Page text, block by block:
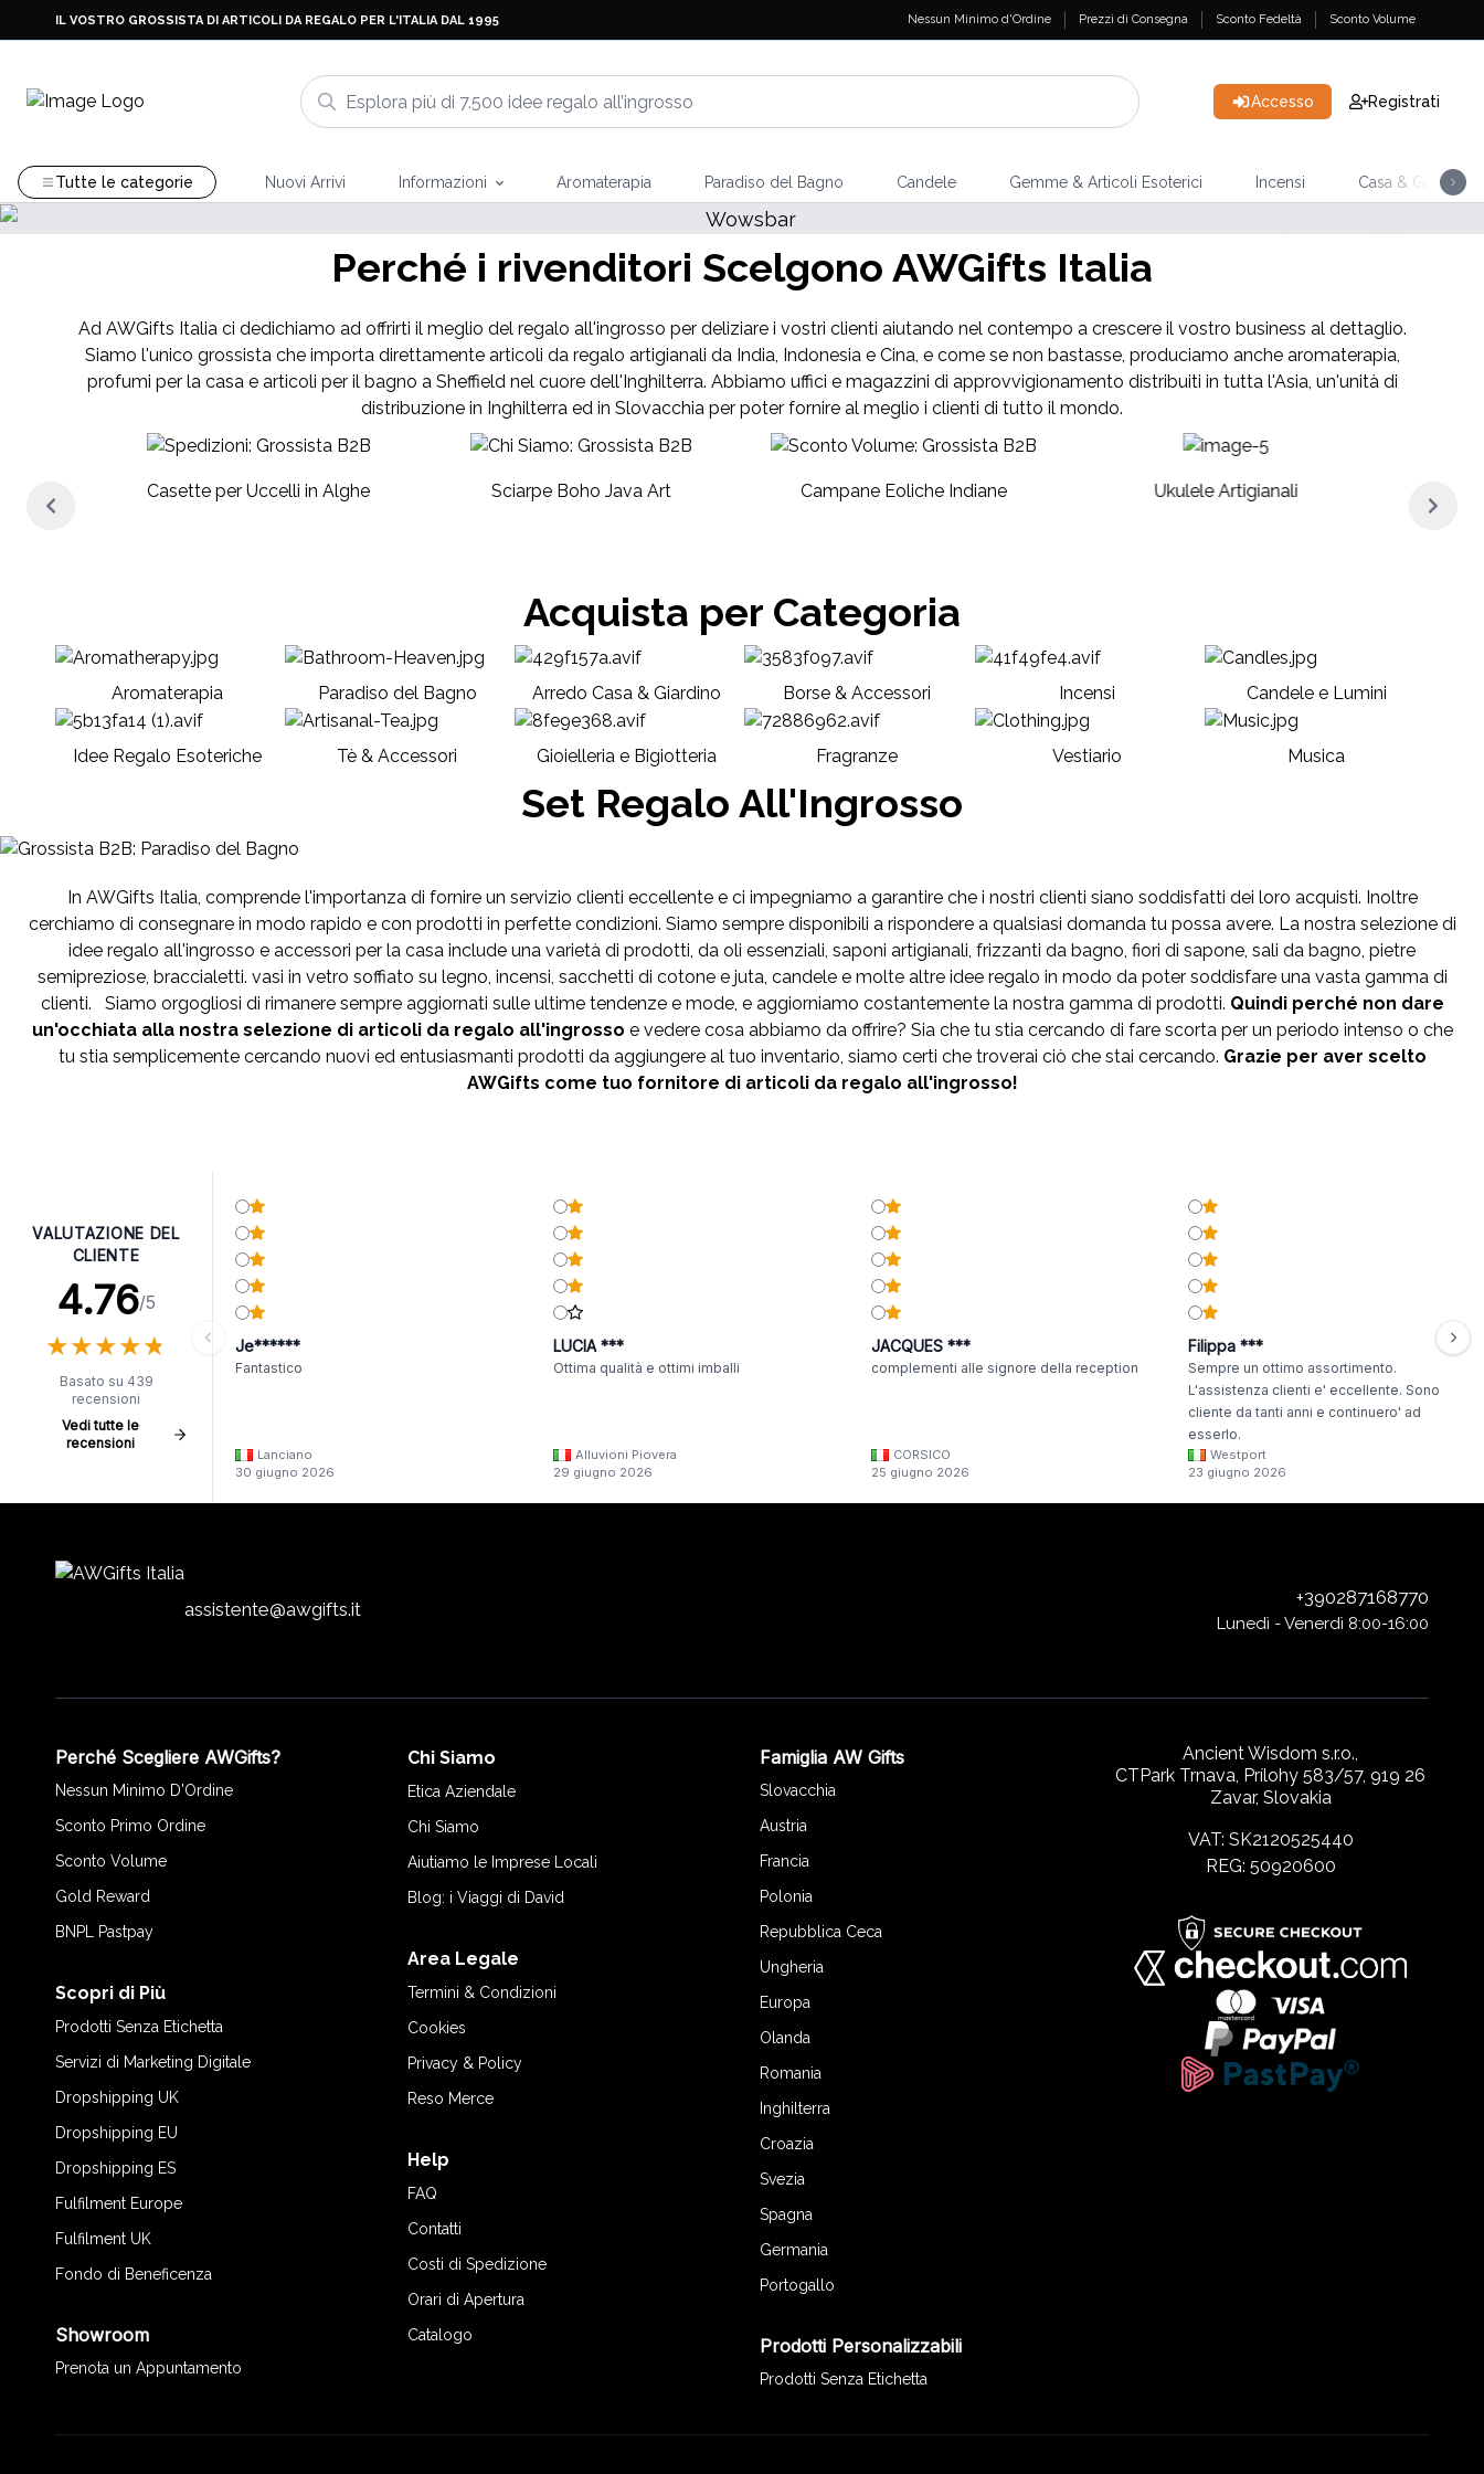
IL VOSTRO GROSSISTA DI ARTICOLI DA REGALO PER L'ITALIA DAL 1995 Nessun Minimo d'Ordine Prezzi di Consegna Sconto Fedeltà Sconto Volume
Accesso Registrati
Tutte le categorie Nuovi Arrivi Informazioni Aromaterapia Paradiso del Bagno Candele Gemme & Articoli Esoterici Incensi Casa & Giardino
NUOVI ARRIVI
Perché i rivenditori Scelgono AWGifts Italia
Ad AWGifts Italia ci dedichiamo ad offrirti il meglio del regalo all'ingrosso per deliziare i vostri clienti aiutando nel contempo a crescere il vostro business al dettaglio.
Siamo l'unico grossista che importa direttamente articoli da regalo artigianali da India, Indonesia e Cina, e come se non bastasse, produciamo anche aromaterapia,
profumi per la casa e articoli per il bagno a Sheffield nel cuore dell'Inghilterra. Abbiamo uffici e magazzini di approvvigionamento distribuiti in tutta l'Asia, un'unità di
distribuzione in Inghilterra ed in Slovacchia per poter fornire al meglio i clienti di tutto il mondo.
Casette per Uccelli in Alghe Sciarpe Boho Java Art Campane Eoliche Indiane Ukulele Artigianali
Acquista per Categoria
Aromaterapia Paradiso del Bagno Arredo Casa & Giardino Borse & Accessori Incensi Candele e Lumini
Idee Regalo Esoteriche Tè & Accessori Gioielleria e Bigiotteria Fragranze Vestiario Musica
Set Regalo All'Ingrosso
In AWGifts Italia, comprende l'importanza di fornire un servizio clienti eccellente e ci impegniamo a garantire che i nostri clienti siano soddisfatti dei loro acquisti. Inoltre
cerchiamo di consegnare in modo rapido e con prodotti in perfette condizioni. Siamo sempre disponibili a rispondere a qualsiasi domanda tu possa avere. La nostra selezione di
idee regalo all'ingrosso e accessori per la casa include una varietà di prodotti, da oli essenziali, saponi artigianali, frizzanti da bagno, fiori di sapone, sali da bagno, pietre
semipreziose, braccialetti. vasi in vetro soffiato su legno, incensi, sacchetti di cotone e juta, candele e molte altre idee regalo in modo da poter soddisfare una vasta gamma di
clienti. Siamo orgogliosi di rimanere sempre aggiornati sulle ultime tendenze e mode, e aggiorniamo costantemente la nostra gamma di prodotti. Quindi perché non dare
un'occhiata alla nostra selezione di articoli da regalo all'ingrosso e vedere cosa abbiamo da offrire? Sia che tu stia cercando di fare scorta per un periodo intenso o che
tu stia semplicemente cercando nuovi ed entusiasmanti prodotti da aggiungere al tuo inventario, siamo certi che troverai ciò che stai cercando. Grazie per aver scelto
AWGifts come tuo fornitore di articoli da regalo all'ingrosso!
VALUTAZIONE DEL
CLIENTE
4.76/5
★★★★★
★★★★★
Basato su 439
recensioni
Vedi tutte le
recensioni
Je******
Fantastico
Lanciano
30 giugno 2026
LUCIA ***
Ottima qualità e ottimi imballi
Alluvioni Piovera
29 giugno 2026
JACQUES ***
complementi alle signore della reception
CORSICO
25 giugno 2026
Filippa ***
Sempre un ottimo assortimento.
L'assistenza clienti e' eccellente. Sono
cliente da tanti anni e continuero' ad
esserlo.
Westport
23 giugno 2026
assistente@awgifts.it
+390287168770
Lunedì - Venerdì 8:00-16:00
Perché Scegliere AWGifts?
Nessun Minimo D'Ordine
Sconto Primo Ordine
Sconto Volume
Gold Reward
BNPL Pastpay
Scopri di Più
Prodotti Senza Etichetta
Servizi di Marketing Digitale
Dropshipping UK
Dropshipping EU
Dropshipping ES
Fulfilment Europe
Fulfilment UK
Fondo di Beneficenza
Showroom
Prenota un Appuntamento
Chi Siamo
Etica Aziendale
Chi Siamo
Aiutiamo le Imprese Locali
Blog: i Viaggi di David
Area Legale
Termini & Condizioni
Cookies
Privacy & Policy
Reso Merce
Help
FAQ
Contatti
Costi di Spedizione
Orari di Apertura
Catalogo
Famiglia AW Gifts
Slovacchia
Austria
Francia
Polonia
Repubblica Ceca
Ungheria
Europa
Olanda
Romania
Inghilterra
Croazia
Svezia
Spagna
Germania
Portogallo
Prodotti Personalizzabili
Prodotti Senza Etichetta
Ancient Wisdom s.r.o.,
CTPark Trnava, Prílohy 583/57, 919 26
Zavar, Slovakia
VAT: SK2120525440
REG: 50920600
cookie
migliorare la tua esperienza di navigazione.
Utilizzando il nostro sito web acconsenti a
tutti i cookie in conformità con la nostra